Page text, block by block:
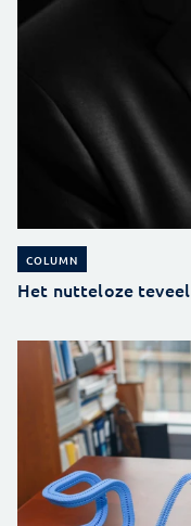
COLUMN
Het nutteloze teveel